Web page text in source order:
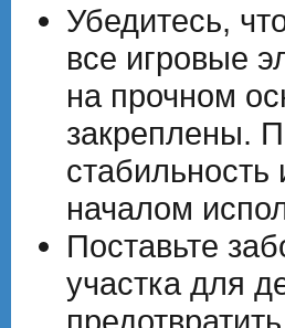
Убедитесь,
все игровые
на прочном
закреплены.
стабильность
началом
Поставьте
участка для